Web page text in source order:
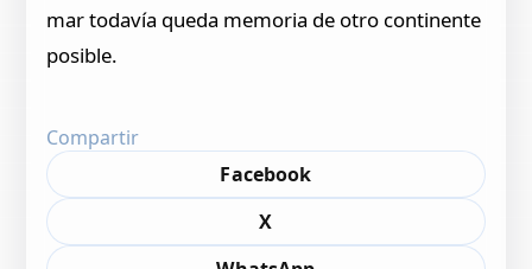
mar todavía queda memoria de otro continente
posible.
Compartir
Facebook
X